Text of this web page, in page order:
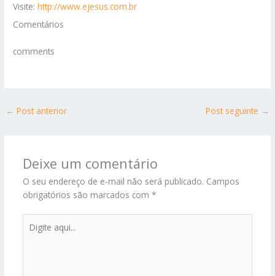
Visite:http://www.ejesus.com.br
Comentários
comments
← Post anterior Post seguinte →
Deixe um comentário
O seu endereço de e-mail não será publicado. Campos
obrigatórios são marcados com *
aqui...